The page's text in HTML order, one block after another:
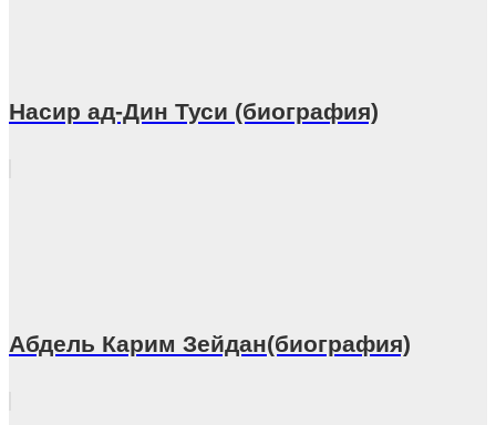
Насир ад-Дин Туси (биография)
Абдель Карим Зейдан(биография)